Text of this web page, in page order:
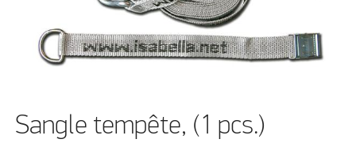
Sangle tempête, (1 pcs.)